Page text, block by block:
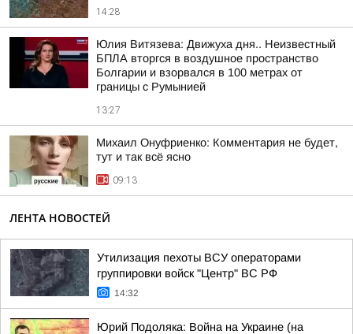
14:28
Юлия Витязева: Движуха дня.. Неизвестный
БПЛА вторгся в воздушное пространство
Болгарии и взорвался в 100 метрах от
границы с Румынией
13:27
Михаил Онуфриенко: Комментария не будет,
тут и так всё ясно
09:13
ЛЕНТА НОВОСТЕЙ
Утилизация пехоты ВСУ операторами
группировки войск "Центр" ВС РФ
14:32
Юрий Подоляка: Война на Украине (на